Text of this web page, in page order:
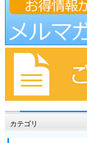
カテゴリ